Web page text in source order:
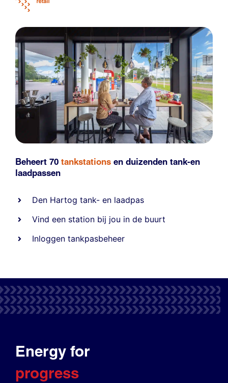
Beheert 70 tankstations en duizenden tank-en
laadpassen
Den Hartog tank- en laadpas
Vind een station bij jou in de buurt
Inloggen tankpasbeheer
Energy for
progress